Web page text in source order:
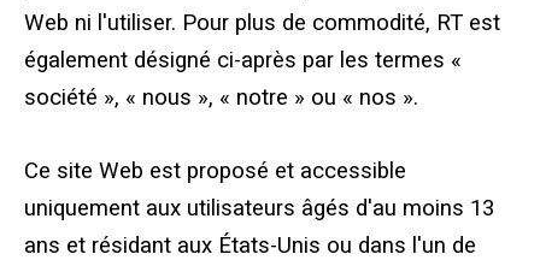
À propos
Inscription par SMS et e-mail
Web ni l'utiliser. Pour plus de commodité, RT est
également désigné ci-après par les termes «
société », « nous », « notre » ou « nos ».
Ce site Web est proposé et accessible
uniquement aux utilisateurs âgés d'au moins 13
ans et résidant aux États-Unis ou dans l'un de